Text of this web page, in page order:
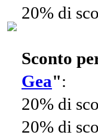
20% di
Sconto
Gea":
20% di
20% di